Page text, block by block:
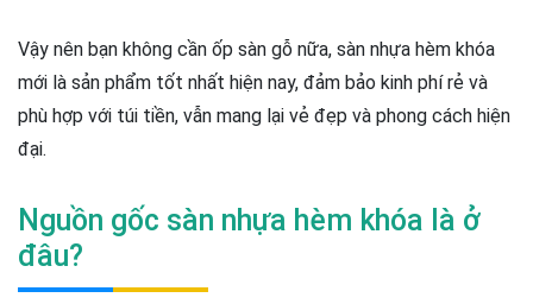
Vậy nên bạn không cần ốp sàn gỗ nữa, sàn nhựa hèm khóa
mới là sản phẩm tốt nhất hiện nay, đảm bảo kinh phí rẻ và
phù hợp với túi tiền, vẫn mang lại vẻ đẹp và phong cách hiện
đại.
Nguồn gốc sàn nhựa hèm khóa là ở
đâu?